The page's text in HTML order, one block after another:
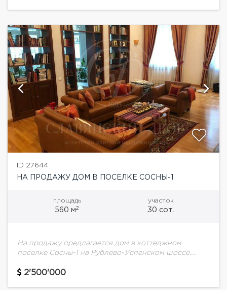
ID 27644
НА ПРОДАЖУ ДОМ В ПОСЕЛКЕ СОСНЫ-1
площадь
560 м2
участок
30 сот.
На продажу предлагается дом в коттеджном
поселке Сосны-1 на Рублево-Успенском шоссе.
кладовые, бильярдная, с/у, барная стойка1 этаж:
2'500'000